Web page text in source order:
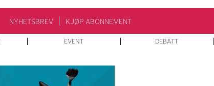
NYHETSBREV KJØP ABONNEMENT
EVENT DEBATT